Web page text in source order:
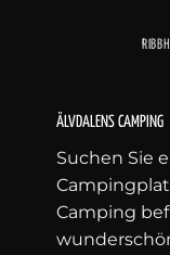
ÄLVDALENS CAMPING
Suchen Sie
Camping